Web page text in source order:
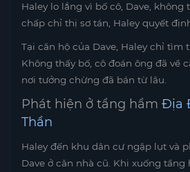
Haley lo lắng vì bố cô, Dave, không
chấp chỉ thị sơ tán, Haley quyết
Tại căn hộ của Dave, Haley chỉ tìm
Không thấy bố, cô đoán ông đã về
nơi tưởng chừng đã bán từ lâu.
Phát hiện ở tầng hầm Địa
Thần
Haley đến khu dân cư ngập lụt và
Dave ở căn nhà cũ. Khi xuống tầng